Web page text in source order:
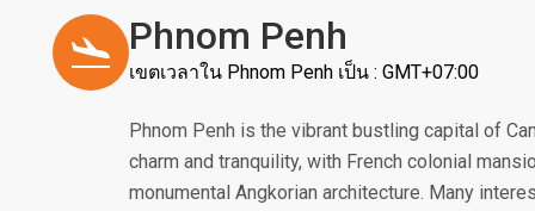
Phnom Penh
เขตเวลาใน Phnom Penh เป็น : GMT+07:00
Phnom Penh is the vibrant bustling capital of
charm and tranquility, with French colonial
monumental Angkorian architecture. Many